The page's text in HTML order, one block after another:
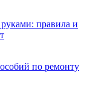
правила и
по ремонту